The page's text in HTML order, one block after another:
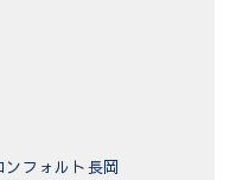
フォルト長岡